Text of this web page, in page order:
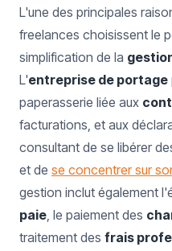
L'une des principales
freelances choisissent le
simplification de la
L'entreprise de portage
paperasserie liée aux
facturations, et aux
consultant de se libérer
et de se concentrer sur
gestion inclut également
paie, le paiement des
traitement des frais